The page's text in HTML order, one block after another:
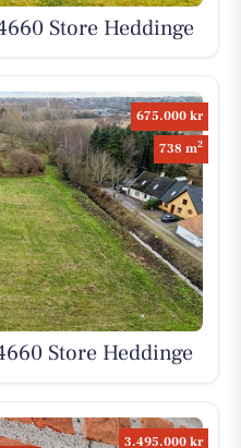
Store Heddinge
675.000 kr
738 m2
Store Heddinge
3.495.000 kr